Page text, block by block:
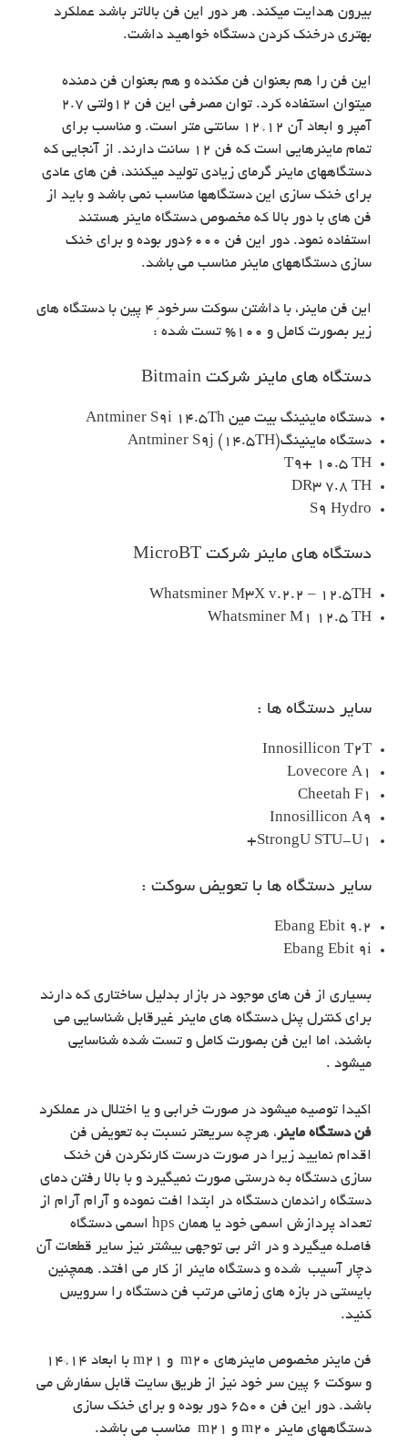
بیرون هدایت میکند. هر دور اين فن بالاتر باشد عملکرد
بهتری درخنک کردن دستگاه خواهید داشت.
این فن را هم بعنوان فن مكنده و هم بعنوان فن دمنده
ميتوان استفاده كرد. توان مصرفي اين فن 12ولتي 2.7
آمپر و ابعاد آن 12*12 سانتی متر است. و مناسب براي
تمام ماينرهايي است كه فن 12 سانت دارند. از آنجايي كه
دستگاههاي ماينر گرماي زيادي توليد ميكنند، فن هاي عادي
براي خنك سازي اين دستگاهها مناسب نمي باشد و بايد از
فن هاي با دور بالا كه مخصوص دستگاه ماينر هستند
استفاده نمود. دور اين فن 6000دور بوده و براي خنك
سازي دستگاههاي ماينر مناسب مي باشد.
این فن ماینر، با داشتن سوکت سرخودِ 4 پین با دستگاه های
زیر بصورت کامل و 100% تست شده :
دستگاه های ماینر شرکت Bitmain
دستگاه ماینينگ بیت مین Antminer S9i 14.5Th
دستگاه ماينينگ(Antminer S9j (14.5TH
T9+ 10.5 TH
DR3 7.8 TH
S9 Hydro
دستگاه های ماینر شرکت MicroBT
Whatsminer M3X v.2.2 – 12.5TH
Whatsminer M1 12.5 TH
سایر دستگاه ها :
Innosillicon T2T
Lovecore A1
Cheetah F1
Innosillicon A9
StrongU STU-U1+
سایر دستگاه ها با تعویض سوکت :
Ebang Ebit 9.2
Ebang Ebit 9i
بسیاری از فن های موجود در بازار بدلیل ساختاری که دارند
برای کنترل پنل دستگاه های ماینر غیرقابل شناسایی می
باشند، اما این فن بصورت کامل و تست شده شناسایی
میشود .
اكيدا توصيه ميشود در صورت خرابي و یا اختلال در عملکرد
فن دستگاه ماينر، هرچه سریعتر نسبت به تعویض فن
اقدام نماييد زيرا در صورت درست كارنكردن فن خنك
سازي دستگاه به درستي صورت نميگيرد و با بالا رفتن دماي
دستگاه راندمان دستگاه در ابتدا افت نموده و آرام آرام از
تعداد پردازش اسمی خود یا همان hps اسمی دستگاه
فاصله میگیرد و در اثر بی توجهی بیشتر نیز سایر قطعات آن
دچار آسيب شده و دستگاه ماينر از كار مي افتد. همچنین
بايستي در بازه های زمانی مرتب فن دستگاه را سرویس
کنید.
فن ماينر مخصوص ماينرهاي m20 و m21 با ابعاد 14*14
و سوكت 6 پين سر خود نيز از طريق سايت قابل سفارش مي
باشد. دور اين فن 6500 دور بوده و براي خنك سازي
دستگاههاي ماينر m20 و m21 مناسب مي باشد.